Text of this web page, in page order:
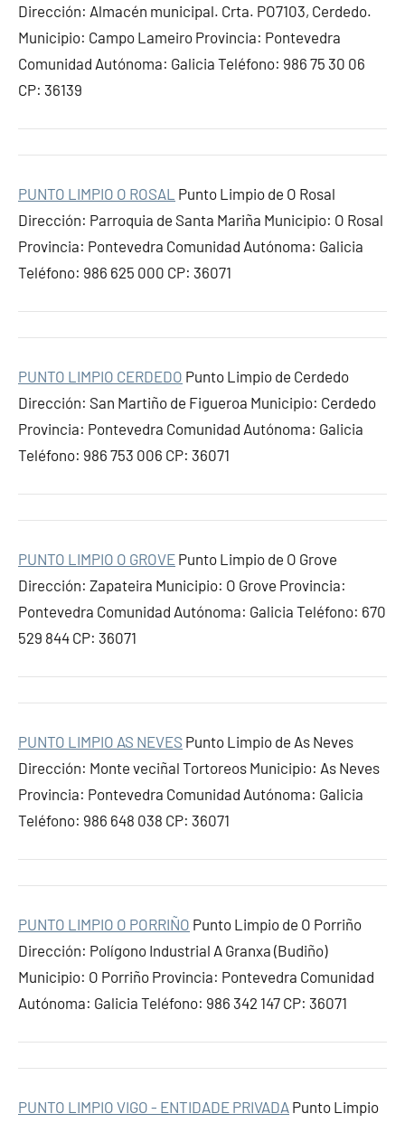
Dirección: Almacén municipal. Crta. PO7103, Cerdedo.
Municipio: Campo Lameiro Provincia: Pontevedra
Comunidad Autónoma: Galicia Teléfono: 986 75 30 06
CP: 36139
PUNTO LIMPIO O ROSAL Punto Limpio de O Rosal
Dirección: Parroquia de Santa Mariña Municipio: O Rosal
Provincia: Pontevedra Comunidad Autónoma: Galicia
Teléfono: 986 625 000 CP: 36071
PUNTO LIMPIO CERDEDO Punto Limpio de Cerdedo
Dirección: San Martiño de Figueroa Municipio: Cerdedo
Provincia: Pontevedra Comunidad Autónoma: Galicia
Teléfono: 986 753 006 CP: 36071
PUNTO LIMPIO O GROVE Punto Limpio de O Grove
Dirección: Zapateira Municipio: O Grove Provincia:
Pontevedra Comunidad Autónoma: Galicia Teléfono: 670
529 844 CP: 36071
PUNTO LIMPIO AS NEVES Punto Limpio de As Neves
Dirección: Monte veciñal Tortoreos Municipio: As Neves
Provincia: Pontevedra Comunidad Autónoma: Galicia
Teléfono: 986 648 038 CP: 36071
PUNTO LIMPIO O PORRIÑO Punto Limpio de O Porriño
Dirección: Polígono Industrial A Granxa (Budiño)
Municipio: O Porriño Provincia: Pontevedra Comunidad
Autónoma: Galicia Teléfono: 986 342 147 CP: 36071
PUNTO LIMPIO VIGO - ENTIDADE PRIVADA Punto Limpio